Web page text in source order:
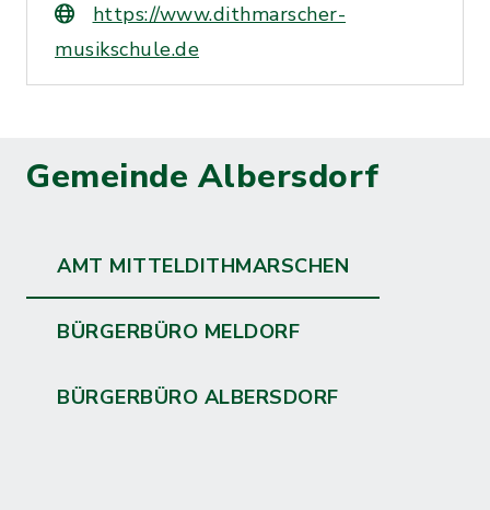
https://www.dithmarscher-
musikschule.de
Gemeinde Albersdorf
AMT MITTELDITHMARSCHEN
BÜRGERBÜRO MELDORF
BÜRGERBÜRO ALBERSDORF